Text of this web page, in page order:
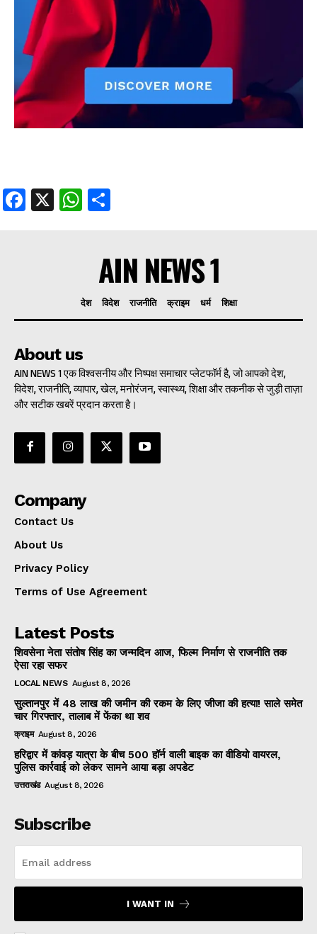
Facebook
X WhatsApp
AIN NEWS 1
देश विदेश राजनीति क्राइम धर्म शिक्षा
About us
AIN NEWS 1 एक विश्वसनीय और निष्पक्ष समाचार प्लेटफॉर्म है, जो आपको देश,
विदेश, राजनीति, व्यापार, खेल, मनोरंजन, स्वास्थ्य, शिक्षा और तकनीक से जुड़ी ताज़ा
और सटीक खबरें प्रदान करता है।
Company
Contact Us
About Us
Privacy Policy
Terms of Use Agreement
Latest Posts
शिवसेना नेता संतोष सिंह का जन्मदिन आज, फिल्म निर्माण से राजनीति तक
ऐसा रहा सफर
LOCAL NEWS August 8, 2026
सुल्तानपुर में 48 लाख की जमीन की रकम के लिए जीजा की हत्या! साले समेत
चार गिरफ्तार, तालाब में फेंका था शव
क्राइम August 8, 2026
हरिद्वार में कांवड़ यात्रा के बीच 500 हॉर्न वाली बाइक का वीडियो वायरल,
पुलिस कार्रवाई को लेकर सामने आया बड़ा अपडेट
उत्तराखंड August 8, 2026
Subscribe
I WANT IN